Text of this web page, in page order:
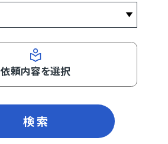
依頼内容を選択
検 索